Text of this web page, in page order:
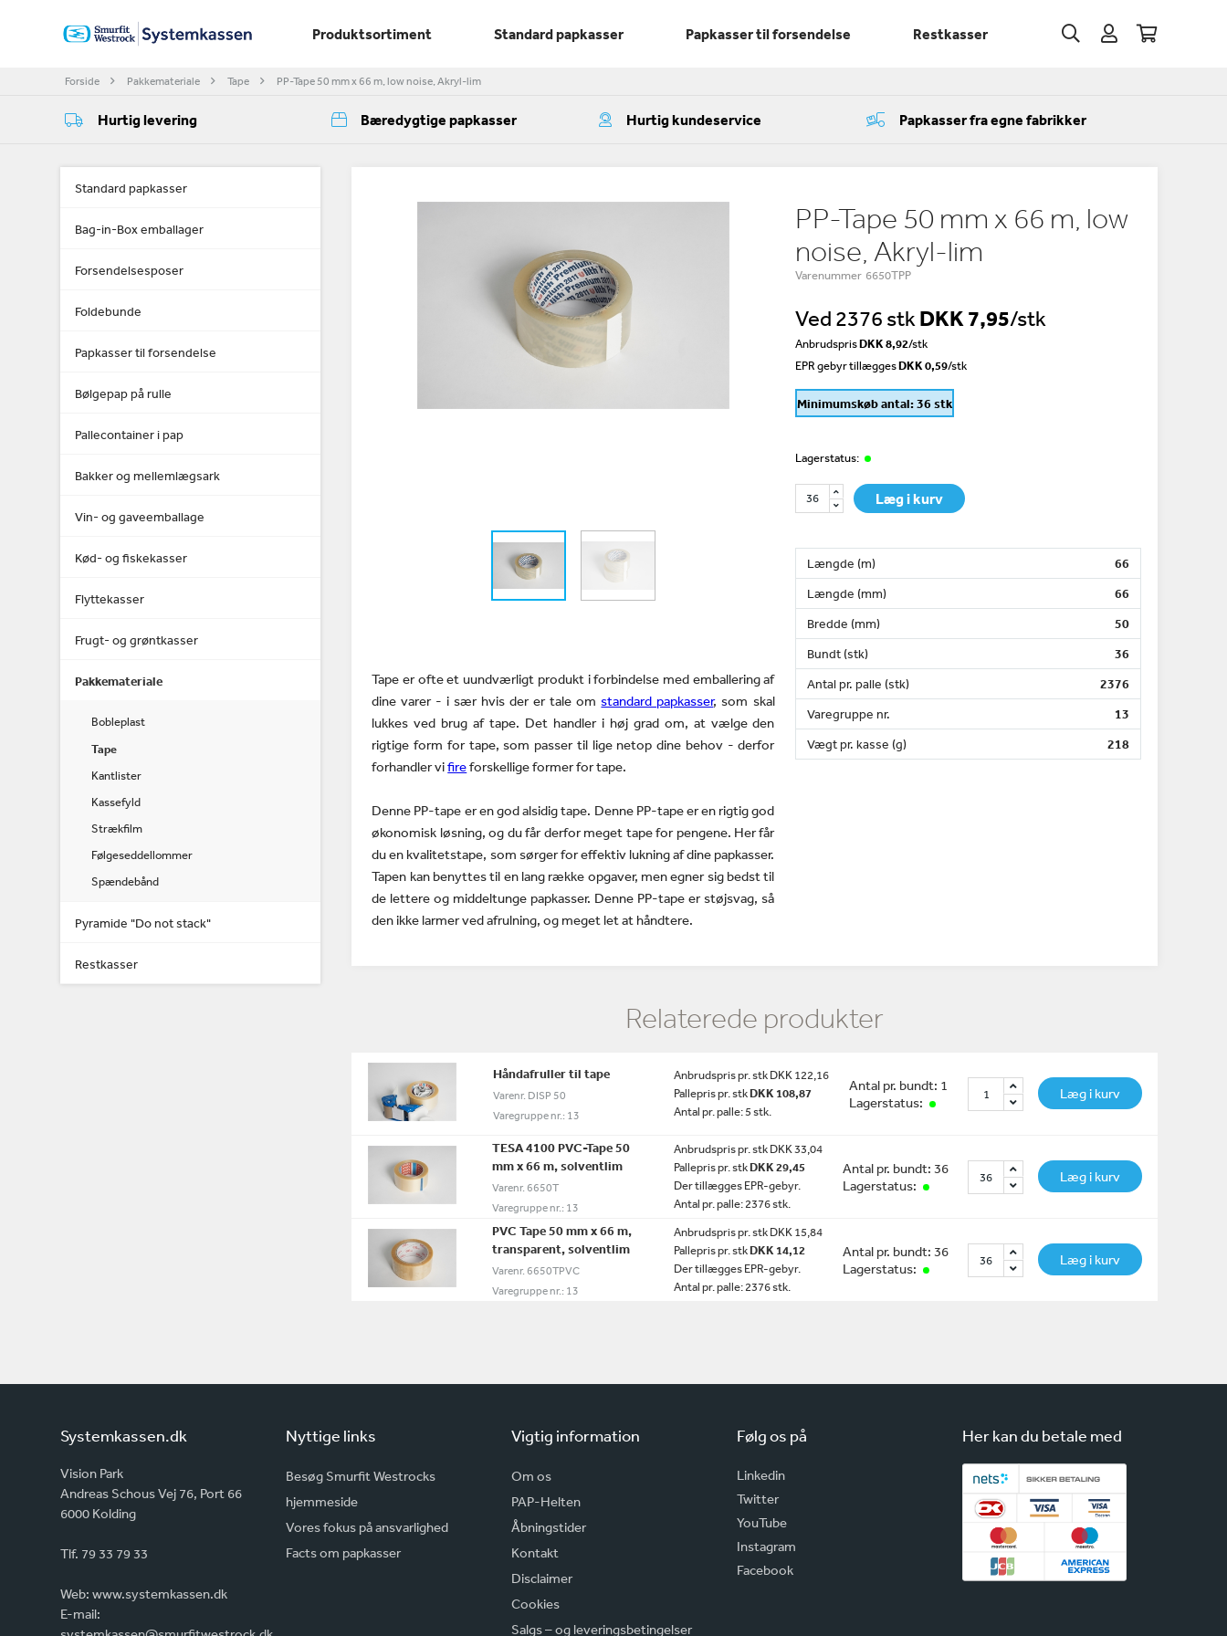
Produktsortiment Standard papkasser Papkasser til forsendelse Restkasser
Forside Pakkemateriale Tape PP-Tape 50 mm x 66 m, low noise, Akryl-lim
Hurtig levering Bæredygtige papkasser Hurtig kundeservice Papkasser fra egne fabrikker
Standard papkasser
Bag-in-Box emballager
Forsendelsesposer
Foldebunde
Papkasser til forsendelse
Bølgepap på rulle
Pallecontainer i pap
Bakker og mellemlægsark
Vin- og gaveemballage
Kød- og fiskekasser
Flyttekasser
Frugt- og grøntkasser
Pakkemateriale
Bobleplast
Tape
Kantlister
Kassefyld
Strækfilm
Følgeseddellommer
Spændebånd
Pyramide "Do not stack"
Restkasser
Tape er ofte et uundværligt produkt i forbindelse med emballering af
dine varer - i sær hvis der er tale omstandard papkasser, som skal
lukkes ved brug af tape. Det handler i høj grad om, at vælge den
rigtige form for tape, som passer til lige netop dine behov -derfor
forhandler vifireforskellige former for tape.
Denne PP-tape er en god alsidig tape. Denne PP-tape er en rigtig god
økonomisk løsning, og du får derfor meget tape for pengene. Her får
du en kvalitetstape, som sørger for effektiv lukning af dine papkasser.
Tapen kan benyttes til en lang række opgaver, men egner sig bedst til
de lettere og middeltunge papkasser. Denne PP-tape er støjsvag, så
den ikke larmer ved afrulning, og meget let at håndtere.
PP-Tape 50 mm x 66 m, low
noise, Akryl-lim
Varenummer 6650TPP
Ved 2376 stk DKK 7,95/stk
AnbrudsprisDKK 8,92/stk
EPR gebyr tillæggesDKK 0,59/stk
Minimumskøb antal: 36 stk
Lagerstatus:
Læg i kurv
Længde (m)
66
Længde (mm)
66
Bredde (mm)
50
Bundt (stk)
36
Antal pr. palle (stk)
2376
Varegruppe nr.
13
Vægt pr. kasse (g)
218
Relaterede produkter
Håndafruller til tape
Varenr. DISP 50
Varegruppe nr.: 13
Anbrudspris pr. stk DKK 122,16
Pallepris pr. stkDKK 108,87
Antal pr. palle: 5 stk.
Antal pr. bundt: 1
Lagerstatus:
Læg i kurv
TESA 4100 PVC-Tape 50
mm x 66 m, solventlim
Varenr. 6650T
Varegruppe nr.: 13
Anbrudspris pr. stk DKK 33,04
Pallepris pr. stkDKK 29,45
Der tillægges EPR-gebyr.
Antal pr. palle: 2376 stk.
Antal pr. bundt: 36
Lagerstatus:
Læg i kurv
PVC Tape 50 mm x 66 m,
transparent, solventlim
Varenr. 6650TPVC
Varegruppe nr.: 13
Anbrudspris pr. stk DKK 15,84
Pallepris pr. stkDKK 14,12
Der tillægges EPR-gebyr.
Antal pr. palle: 2376 stk.
Antal pr. bundt: 36
Lagerstatus:
Læg i kurv
Systemkassen.dk
Vision Park
Andreas Schous Vej 76, Port 66
6000 Kolding
Tlf. 79 33 79 33
Web:www.systemkassen.dk
E-mail:
Nyttige links
Besøg Smurfit Westrocks
hjemmeside
Vores fokus på ansvarlighed
Facts om papkasser
Vigtig information
Om os
PAP-Helten
Åbningstider
Kontakt
Disclaimer
Cookies
Salgs – og leveringsbetingelser
Følg os på
Linkedin
Twitter
YouTube
Instagram
Facebook
Her kan du betale med